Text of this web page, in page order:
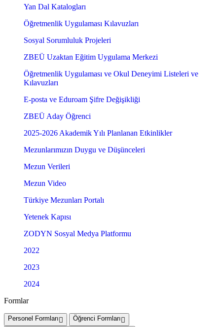
Yan Dal Katalogları
Öğretmenlik Uygulaması Kılavuzları
Sosyal Sorumluluk Projeleri
ZBEÜ Uzaktan Eğitim Uygulama Merkezi
Öğretmenlik Uygulaması ve Okul Deneyimi Listeleri ve
Kılavuzları
E-posta ve Eduroam Şifre Değişikliği
ZBEÜ Aday Öğrenci
2025-2026 Akademik Yılı Planlanan Etkinlikler
Mezunlarımızın Duygu ve Düşünceleri
Mezun Verileri
Mezun Video
Türkiye Mezunları Portalı
Yetenek Kapısı
ZODYN Sosyal Medya Platformu
2022
2023
2024
Formlar
Personel Formları
Öğrenci Formları